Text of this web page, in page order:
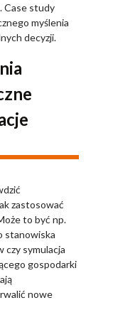
Case study
myślenia
decyzji.
zastosować
to być np.
stanowiska
czy symulacja
gospodarki
nowe